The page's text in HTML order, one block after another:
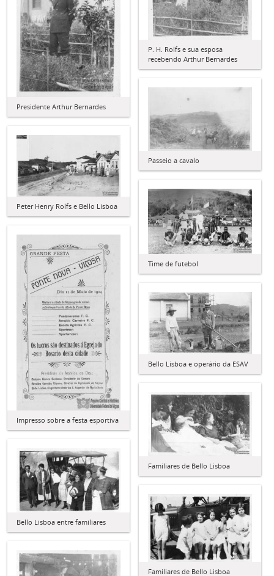
Presidente Arthur Bernardes
P. H. Rolfs e sua esposa
recebendo Arthur Bernardes
Passeio a cavalo
Peter Henry Rolfs e Bello Lisboa
Time de futebol
Impresso sobre a festa esportiva
Bello Lisboa e operário da ESAV
Familiares de Bello Lisboa
Bello Lisboa entre familiares
Familiares de Bello Lisboa